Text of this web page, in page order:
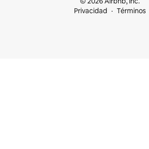
Privacidad
Términos